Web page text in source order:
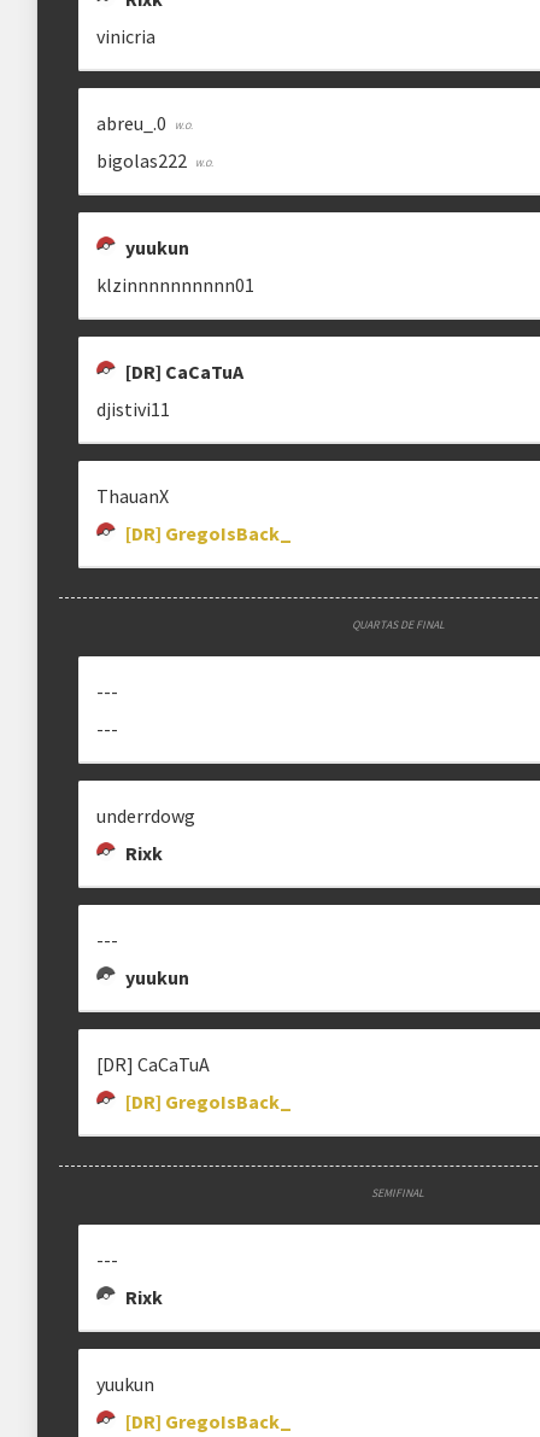
vinicria
abreu_.0
bigolas222
yuukun
klzinnnnnnnnnn01
[DR] CaCaTuA
djistivi11
ThauanX
[DR] GregoIsBack_
QUARTAS DE FINAL
---
---
underrdowg
Rixk
---
yuukun
[DR] CaCaTuA
[DR] GregoIsBack_
SEMIFINAL
---
Rixk
yuukun
[DR] GregoIsBack_